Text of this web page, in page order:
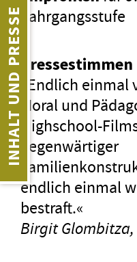
INHALT UND PRESSE Jahrgangsstufe
Pressestimmen
»Endlich
Moral und
Highschool-
gegenwärtiger
endlich einmal
bestraft.«
Birgit